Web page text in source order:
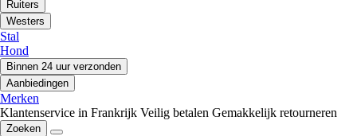
Ruiters
Westers
Stal
Hond
Binnen 24 uur verzonden
Aanbiedingen
Merken
Klantenservice in Frankrijk Veilig betalen Gemakkelijk retourneren
Zoeken